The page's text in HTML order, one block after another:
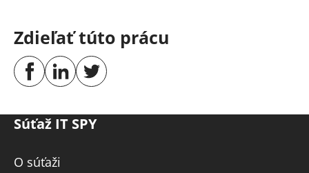
Zdieľať túto prácu
Súťaž IT SPY
O súťaži